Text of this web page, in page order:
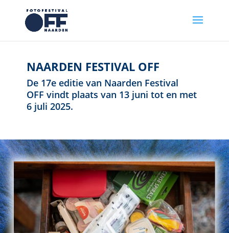
NAARDEN FESTIVAL OFF
De 17e editie van Naarden Festival
OFF vindt plaats van 13 juni tot en met
6 juli 2025.